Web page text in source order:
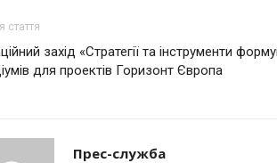
стаття
захід «Стратегії та інструменти
для проектів Горизонт Європа
Прес-служба